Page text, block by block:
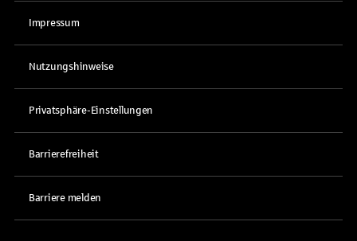
Impressum
Nutzungshinweise
Privatsphäre-Einstellungen
Barrierefreiheit
Barriere melden